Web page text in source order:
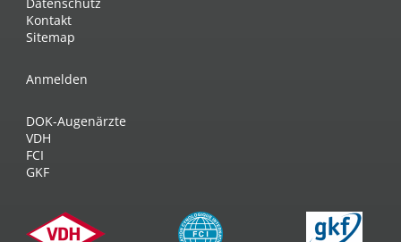
Kontakt
Sitemap
Anmelden
DOK-Augenärzte
VDH
FCI
GKF